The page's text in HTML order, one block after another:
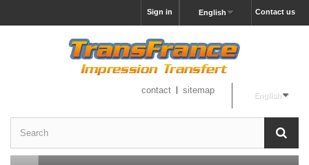
Contact us
English
Sign in
English
contact sitemap